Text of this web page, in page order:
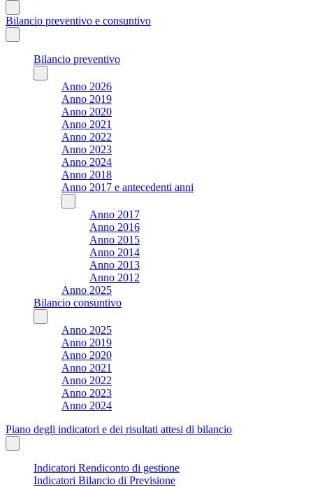
Bilancio preventivo e consuntivo
Bilancio preventivo
Anno 2026
Anno 2019
Anno 2020
Anno 2021
Anno 2022
Anno 2023
Anno 2024
Anno 2018
Anno 2017 e antecedenti anni
Anno 2017
Anno 2016
Anno 2015
Anno 2014
Anno 2013
Anno 2012
Anno 2025
Bilancio consuntivo
Anno 2025
Anno 2019
Anno 2020
Anno 2021
Anno 2022
Anno 2023
Anno 2024
Piano degli indicatori e dei risultati attesi di bilancio
Indicatori Rendiconto di gestione
Indicatori Bilancio di Previsione